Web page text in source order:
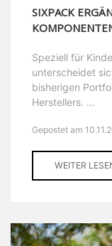
SIXPACK
Speziell für
unterscheidet
bisherigen
Herstellers. ...
Gepostet am
WEITER